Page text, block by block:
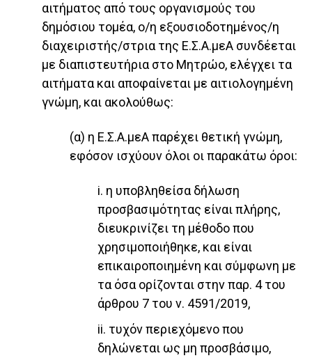
αιτήματος από τους οργανισμούς του
δημόσιου τομέα, ο/η εξουσιοδοτημένος/η
διαχειριστής/στρια της Ε.Σ.Α.μεΑ συνδέεται
με διαπιστευτήρια στο Μητρώο, ελέγχει τα
αιτήματα και αποφαίνεται με αιτιολογημένη
γνώμη, και ακολούθως:
(α) η Ε.Σ.Α.μεΑ παρέχει θετική γνώμη,
εφόσον ισχύουν όλοι οι παρακάτω όροι:
i. η υποβληθείσα δήλωση
προσβασιμότητας είναι πλήρης,
διευκρινίζει τη μέθοδο που
χρησιμοποιήθηκε, και είναι
επικαιροποιημένη και σύμφωνη με
τα όσα ορίζονται στην παρ. 4 του
άρθρου 7 του ν. 4591/2019,
ii. τυχόν περιεχόμενο που
δηλώνεται ως μη προσβάσιμο,